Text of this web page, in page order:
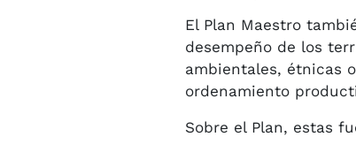
El Plan Maestro
desempeño de los
ambientales, étnicas
ordenamiento
Sobre el Plan, estas